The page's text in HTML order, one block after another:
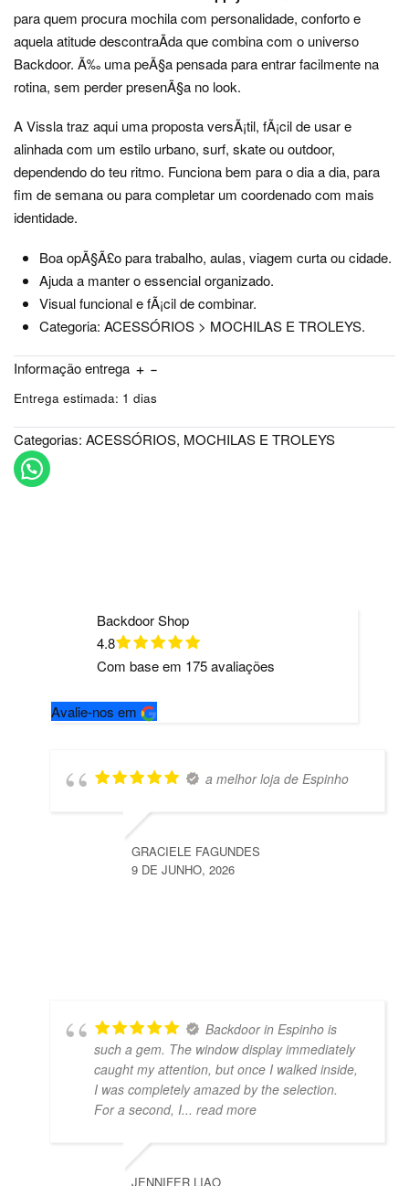
para quem procura mochila com personalidade, conforto e
aquela atitude descontraÃ­da que combina com o universo
Backdoor. Ã‰ uma peÃ§a pensada para entrar facilmente na
rotina, sem perder presenÃ§a no look.
A Vissla traz aqui uma proposta versÃ¡til, fÃ¡cil de usar e
alinhada com um estilo urbano, surf, skate ou outdoor,
dependendo do teu ritmo. Funciona bem para o dia a dia, para
fim de semana ou para completar um coordenado com mais
identidade.
Boa opÃ§Ã£o para trabalho, aulas, viagem curta ou cidade.
Ajuda a manter o essencial organizado.
Visual funcional e fÃ¡cil de combinar.
Categoria: ACESSÓRIOS > MOCHILAS E TROLEYS.
Informação entrega
Entrega estimada: 1 dias
Categorias: ACESSÓRIOS, MOCHILAS E TROLEYS
Backdoor Shop
4.8
Com base em 175avaliações
Avalie-nos em
a melhor loja de Espinho
GRACIELE FAGUNDES
9 DE JUNHO, 2026
Backdoor in Espinho is
such a gem. The window display immediately
caught my attention, but once I walked inside,
I was completely amazed by the selection.
For a second, I... read more
JENNIFER LIAO